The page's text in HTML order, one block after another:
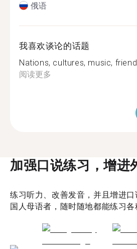
俄语
我喜欢谈论的话题
Nations, cultures, music,
阅读更多
加强口说练习，增进
练习听力、改善发音，并且增进
国人母语者，随时随地都能练习各